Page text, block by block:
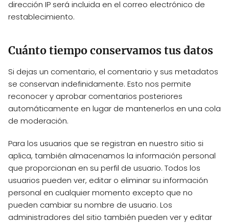
dirección IP será incluida en el correo electrónico de
restablecimiento.
Cuánto tiempo conservamos tus datos
Si dejas un comentario, el comentario y sus metadatos
se conservan indefinidamente. Esto nos permite
reconocer y aprobar comentarios posteriores
automáticamente en lugar de mantenerlos en una cola
de moderación.
Para los usuarios que se registran en nuestro sitio si
aplica, también almacenamos la información personal
que proporcionan en su perfil de usuario. Todos los
usuarios pueden ver, editar o eliminar su información
personal en cualquier momento excepto que no
pueden cambiar su nombre de usuario. Los
administradores del sitio también pueden ver y editar